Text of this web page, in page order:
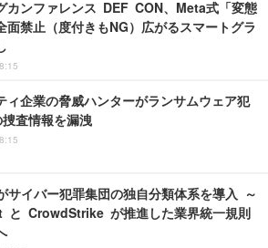
カンファレンス DEF CON、Meta式「変態
面禁止（度付きもNG）広がるスマートグラ
ィ企業の脅威ハンターがランサムウェア犯
査情報を漏洩
イバー犯罪集団の独自分類体系を導入 ～
と CrowdStrike が推進した業界統一規則